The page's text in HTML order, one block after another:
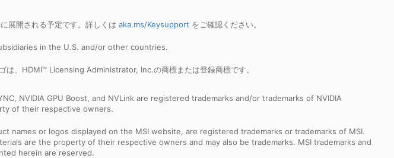
展開される予定です。詳しくは aka.ms/Keysupport をご確認ください。
in the U.S. and/or other countries.
、HDMI™ Licensing Administrator, Inc.の商標または登録商標です。
NVIDIA GPU Boost, and NVLink are registered trademarks and/or trademarks of NVIDIA
of their respective owners.
names or logos displayed on the MSI website, are registered trademarks or trademarks of MSI.
are the property of their respective owners and may also be trademarks. MSI trademarks and
herein are reserved.